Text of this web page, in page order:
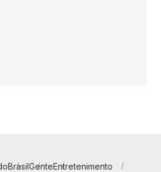
BrasilGenteEntretenimento